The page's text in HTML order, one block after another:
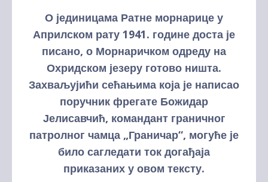
О јединицама Ратне морнарице у
Априлском рату 1941. године доста је
писано, о Морнаричком одреду на
Охридском језеру готово ништа.
Захваљујићи сећањима која је написао
поручник фрегате Божидар
Јелисавчић, командант граничног
патролног чамца „Граничар“, могуће је
било сагледати ток догађаја
приказаних у овом тексту.